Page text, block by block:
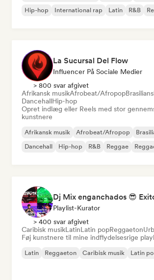
Hip-hop
International rap Latin R&B
La Sucursal Del Flow
Influencer På Sociale Medier
> 800 svar afgivet
Afrikansk musikAfrobeat/Afropop
DancehallHip-hop
Opret indlæg eller Reels med stor
kunstnere
Afrikansk musik Afrobeat/Afropop
Dancehall
Hip-hop R&B Reggae
Playlist-Kurator
> 400 svar afgivet
Caribisk musikLatinLatin popReggaeton
Føj kunstnere til mine indflydelsesrige
Latin Reggaeton Caribisk musik Latin